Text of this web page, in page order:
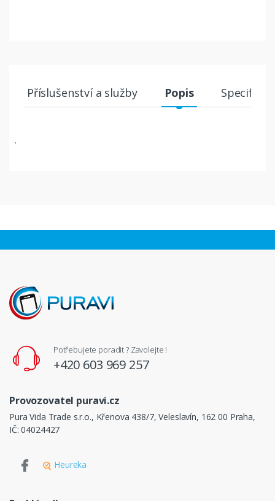
Příslušenství a služby Popis
.
Potřebujete poradit ? Zavolejte !
+420 603 969 257
Provozovatel puravi.cz
Pura Vida Trade s.r.o., Křenova 438/7, Veleslavín, 162 00 Praha,
IČ: 04024427
Heureka